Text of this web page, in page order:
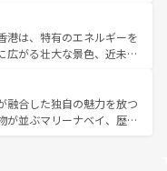
ナムコーヒーなどは、ぜ
を訪れてもあたたかい人々
きっと忘れられない旅にな
チェンマイなどの山岳地
プーケットやクラビの美し
むことができる。タイ料理
の季節にも異なる楽しみ
イの人々、仏教を中心とし
が、訪れる旅人を魅了し続
港は、特有のエネルギーを
広がる壮大な景色、近未来
。観光スポットが密集し
れるのも魅力。息をのむよ
、香港を存分に楽しみ尽く
融合した独自の魅力を放つ
が並ぶマリーナベイ、歴史